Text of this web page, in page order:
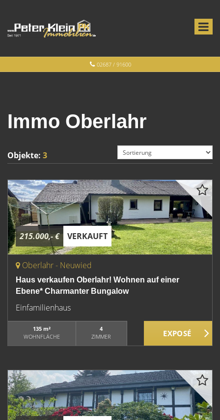
02687 / 91600
Immo Oberlahr
Objekte: 3
215.000,- € VERKAUFT
Oberlahr - Neuwied
Haus verkaufen Oberlahr! Wohnen auf einer
Ebene* Charmanter Bungalow
Einfamilienhaus
135 m²
WOHNFLÄCHE
4
ZIMMER